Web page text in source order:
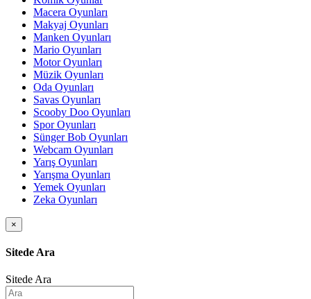
Macera Oyunları
Makyaj Oyunları
Manken Oyunları
Mario Oyunları
Motor Oyunları
Müzik Oyunları
Oda Oyunları
Savas Oyunları
Scooby Doo Oyunları
Spor Oyunları
Sünger Bob Oyunları
Webcam Oyunları
Yarış Oyunları
Yarışma Oyunları
Yemek Oyunları
Zeka Oyunları
×
Sitede Ara
Sitede Ara